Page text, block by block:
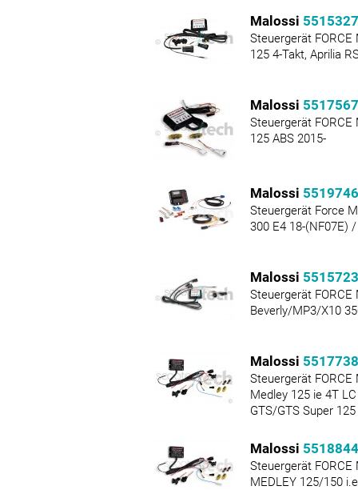
Malossi 5515327
Steuergerät FORCE
125 4-Takt, Aprilia
Malossi 5517567
Steuergerät FORCE
125 ABS 2015-
Malossi 5519746
Steuergerät Force
300 E4 18-(NF07E)
Malossi 5515723
Steuergerät FORCE
Beverly/MP3/X10
Malossi 5517738
Steuergerät FORCE
Medley 125 ie 4T
GTS/GTS Super
Malossi 5518844
Steuergerät FORCE
MEDLEY 125/150